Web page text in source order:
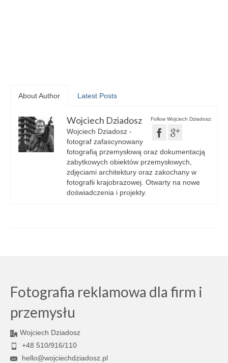
About Author Latest Posts
Follow Wojciech Dziadosz:
Wojciech Dziadosz
Wojciech Dziadosz -
fotograf zafascynowany
fotografią przemysłową oraz dokumentacją
zabytkowych obiektów przemysłowych,
zdjęciami architektury oraz zakochany w
fotografii krajobrazowej. Otwarty na nowe
doświadczenia i projekty.
Fotografia reklamowa dla firm i
przemysłu
Wojciech Dziadosz
+48 510/916/110
hello@wojciechdziadosz.pl